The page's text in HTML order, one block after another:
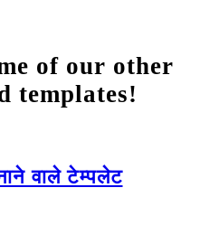
of our other
templates!
वाले टेम्पलेट